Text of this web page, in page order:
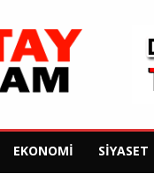
EKONOMI SIYASET